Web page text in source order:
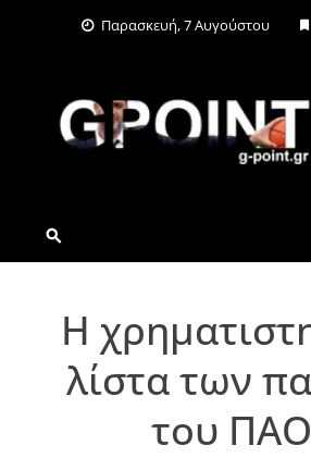
Παρασκευή, 7 Αυγούστου
G-
Η
λίστα των
του